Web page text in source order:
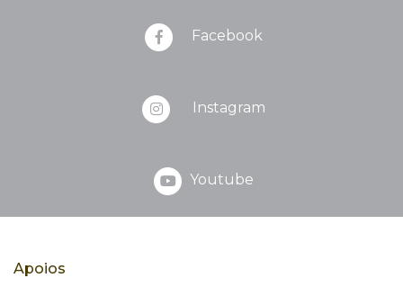
Facebook
Instagram
Youtube
Apoios